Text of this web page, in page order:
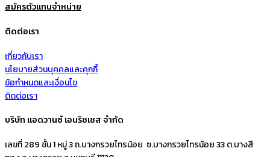
สมัครตัวแทนจำหน่าย
ติดต่อเรา
เกี่ยวกับเรา
นโยบายส่วนบุคคลและคุกกี้
ข้อกำหนดและเงื่อนไข
ติดต่อเรา
บริษัท แอดวานซ์ เอนริชเชส จำกัด
เลขที่ 289 ชั้น 1 หมู่ 3 ถ.บางกรวยไทรน้อย ซ.บางกรวยไทรน้อย 33 ต.บางสี